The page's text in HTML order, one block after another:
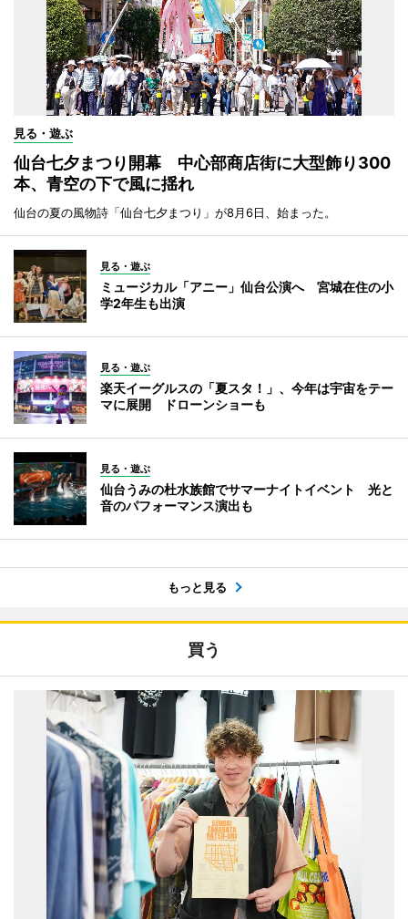
見る・遊ぶ
仙台七夕まつり開幕 中心部商店街に大型飾り300
本、青空の下で風に揺れ
仙台の夏の風物詩「仙台七夕まつり」が8月6日、始まった。
見る・遊ぶ
ミュージカル「アニー」仙台公演へ 宮城在住の小
学2年生も出演
見る・遊ぶ
楽天イーグルスの「夏スタ！」、今年は宇宙をテー
マに展開 ドローンショーも
見る・遊ぶ
仙台うみの杜水族館でサマーナイトイベント 光と
音のパフォーマンス演出も
もっと見る
買う